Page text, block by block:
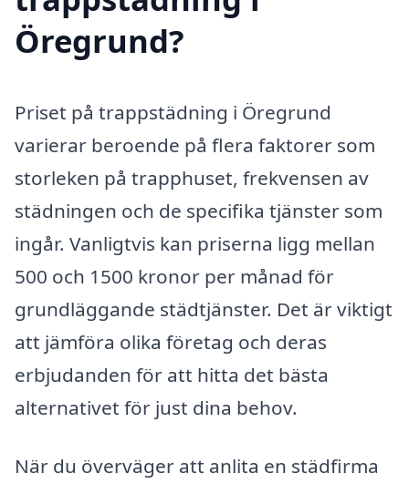
Öregrund?
Priset på trappstädning i Öregrund
varierar beroende på flera faktorer som
storleken på trapphuset, frekvensen av
städningen och de specifika tjänster som
ingår. Vanligtvis kan priserna ligg mellan
500 och 1500 kronor per månad för
grundläggande städtjänster. Det är viktigt
att jämföra olika företag och deras
erbjudanden för att hitta det bästa
alternativet för just dina behov.
När du överväger att anlita en städfirma